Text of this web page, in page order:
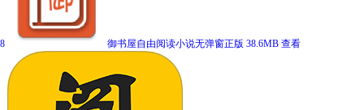
8 御书屋自由阅读小说无弹窗正版 38.6MB 查看